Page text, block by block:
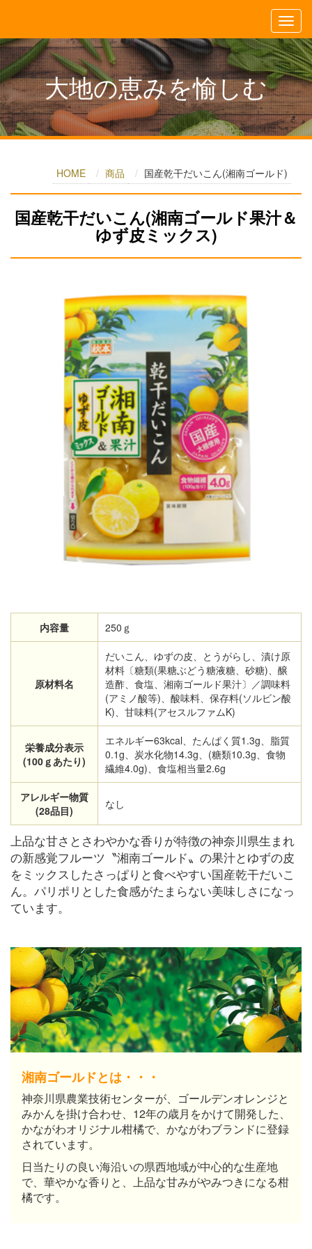
大地の恵みを愉しむ
HOME 商品 国産乾干だいこん(湘南ゴールド)
国産乾干だいこん(湘南ゴールド果汁＆
ゆず皮ミックス)
内容量 250ｇ
原材料名
だいこん、ゆずの皮、とうがらし、漬け原
材料〔糖類(果糖ぶどう糖液糖、砂糖)、醸
造酢、食塩、湘南ゴールド果汁〕／調味料
(アミノ酸等)、酸味料、保存料(ソルビン酸
K)、甘味料(アセスルファムK)
栄養成分表示
(100ｇあたり)
エネルギー63kcal、たんぱく質1.3g、脂質
0.1g、炭水化物14.3g、(糖類10.3g、食物
繊維4.0g)、食塩相当量2.6g
アレルギー物質
(28品目)
なし
上品な甘さとさわやかな香りが特徴の神奈川県生まれ
の新感覚フルーツ〝湘南ゴールド〟の果汁とゆずの皮
をミックスしたさっぱりと食べやすい国産乾干だいこ
ん。パリポリとした食感がたまらない美味しさになっ
ています。
湘南ゴールドとは・・・
神奈川県農業技術センターが、ゴールデンオレンジと
みかんを掛け合わせ、12年の歳月をかけて開発した、
かながわオリジナル柑橘で、かながわブランドに登録
されています。
日当たりの良い海沿いの県西地域が中心的な生産地
で、華やかな香りと、上品な甘みがやみつきになる柑
橘です。